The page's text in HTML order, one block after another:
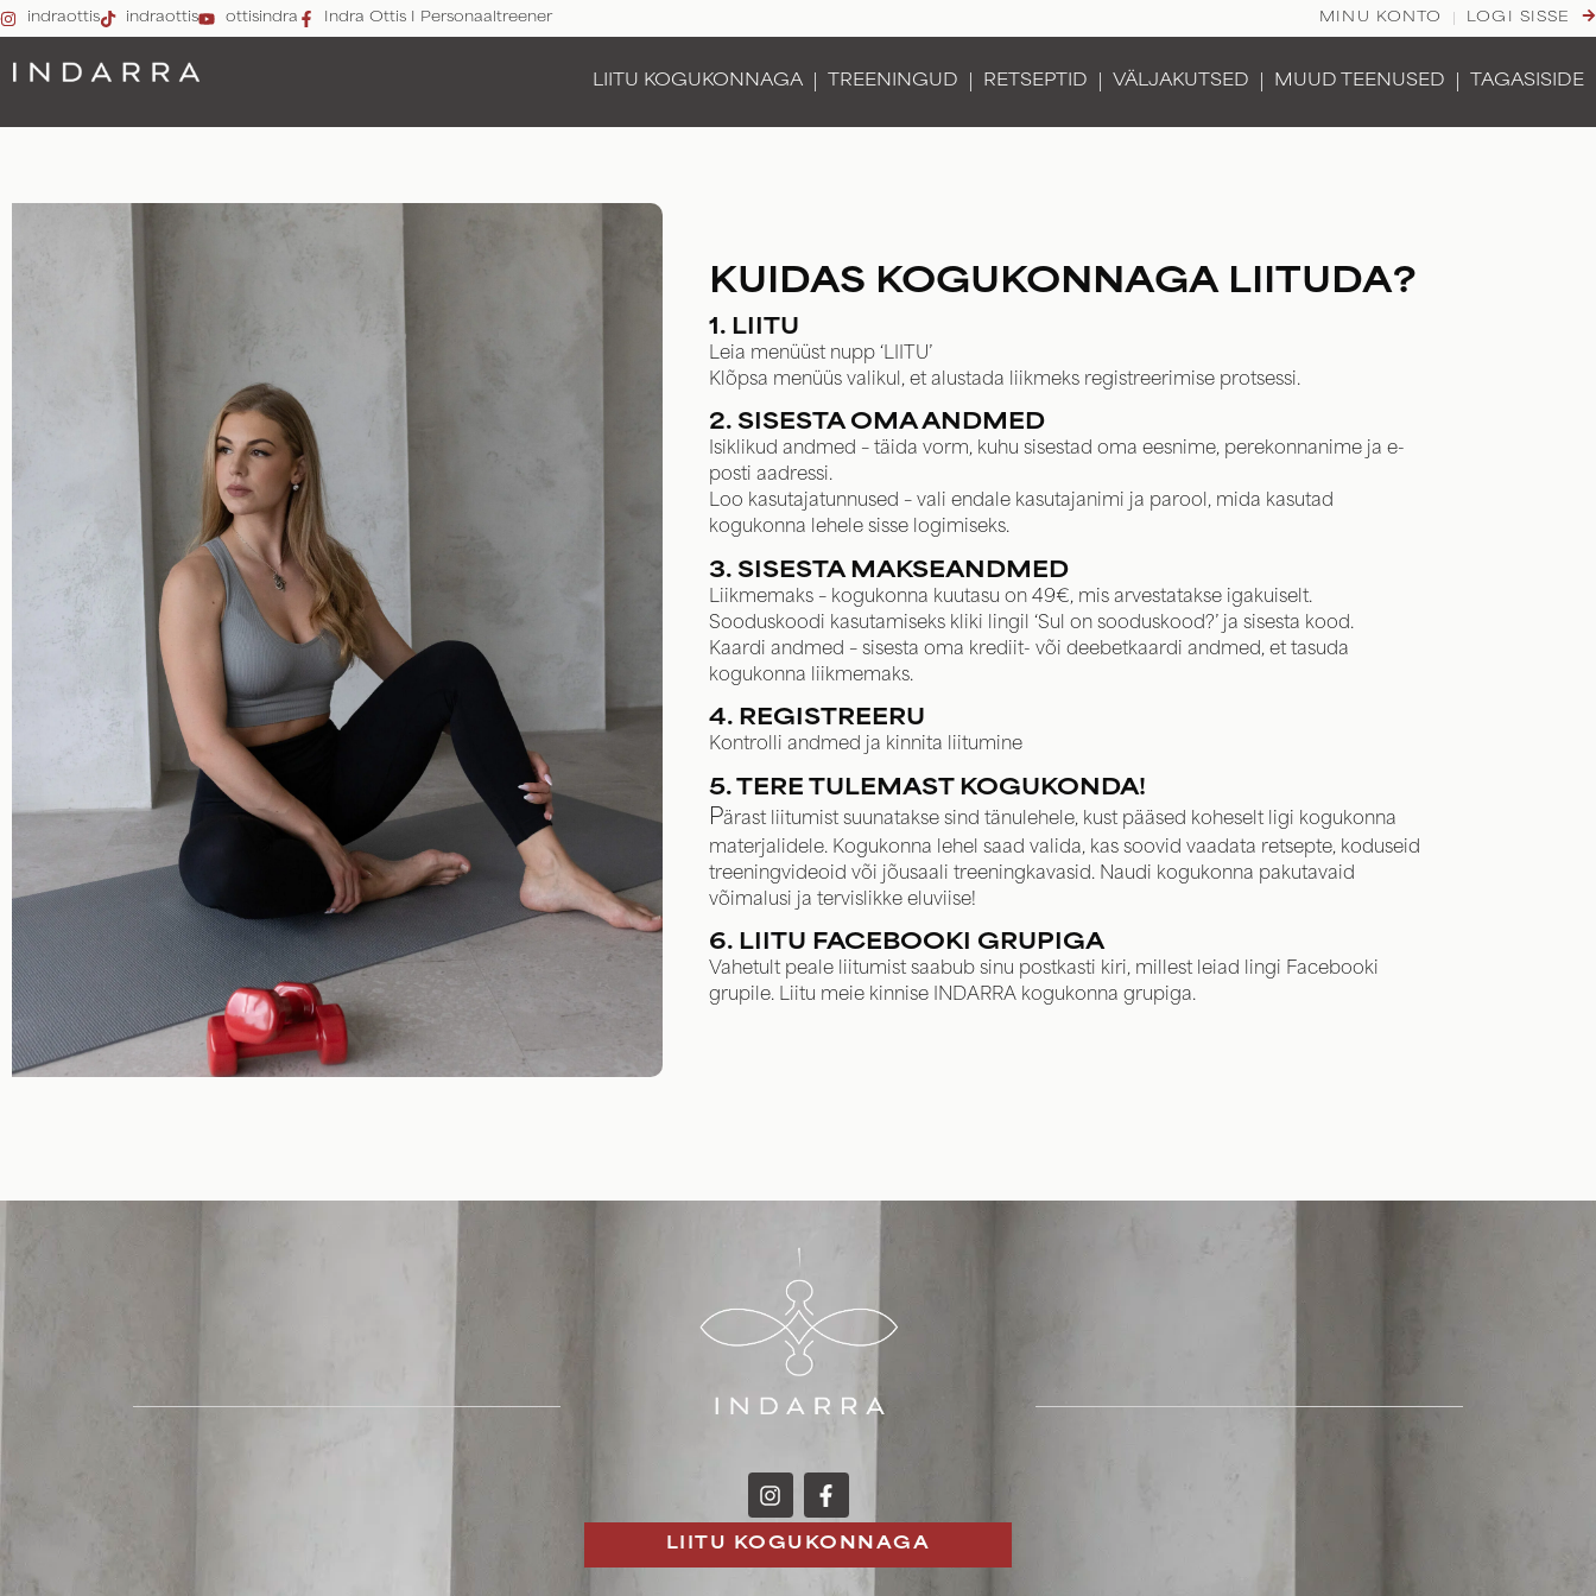
indraottis indraottis ottisindra Indra Ottis I Personaaltreener MINU KONTO LOGI SISSE
LIITU KOGUKONNAGA TREENINGUD RETSEPTID VÄLJAKUTSED MUUD TEENUSED TAGASISIDE
KUIDAS KOGUKONNAGA LIITUDA?
1. LIITU
Leia menüüst nupp ‘LIITU’
Klõpsa menüüs valikul, et alustada liikmeks registreerimise protsessi.
2. SISESTA OMA ANDMED
Isiklikud andmed – täida vorm, kuhu sisestad oma eesnime, perekonnanime ja e-
posti aadressi.
Loo kasutajatunnused – vali endale kasutajanimi ja parool, mida kasutad
kogukonna lehele sisse logimiseks.
3. SISESTA MAKSEANDMED
Liikmemaks – kogukonna kuutasu on 49€, mis arvestatakse igakuiselt.
Sooduskoodi kasutamiseks kliki lingil ‘Sul on sooduskood?’ ja sisesta kood.
Kaardi andmed – sisesta oma krediit- või deebetkaardi andmed, et tasuda
kogukonna liikmemaks.
4. REGISTREERU
Kontrolli andmed ja kinnita liitumine
5. TERE TULEMAST KOGUKONDA!
Pärast liitumist suunatakse sind tänulehele, kust pääsed koheselt ligi kogukonna
materjalidele. Kogukonna lehel saad valida, kas soovid vaadata retsepte, koduseid
treeningvideoid või jõusaali treeningkavasid. Naudi kogukonna pakutavaid
võimalusi ja tervislikke eluviise!
6. LIITU FACEBOOKI GRUPIGA
Vahetult peale liitumist saabub sinu postkasti kiri, millest leiad lingi Facebooki
grupile. Liitu meie kinnise INDARRA kogukonna grupiga.
LIITU KOGUKONNAGA